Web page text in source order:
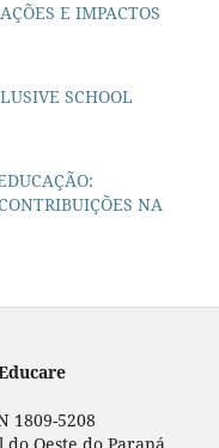
E IMPACTOS
SCHOOL
NA
1809-5208